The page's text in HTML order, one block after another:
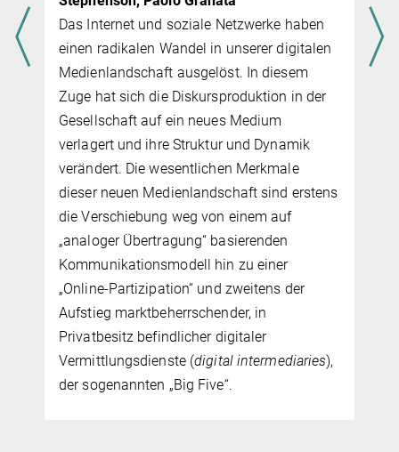
Projektleitung: Simon Gansinger, Antonia
Hofstätter
Theodor W. Adornos „Sexualtabus und
Recht heute“, publiziert 1963, war eine
treffende Inter­ven­tion in der öffent­li­chen
Debatte über den Wandel der Sexualmoral in
den 1960ern. Vor dem Hintergrund einer
Kritik repressiver bürgerlicher Sitten wie
auch fortschrittlicher Auffas­sun­gen von Sex
stellt der Essay die Vermutung an, dass das
utopische Potenzial von Intimität sich nicht
trennen lässt von der Spannung, die
Sexualität dem Selbst und der Ge­sell­schaft
einfügt.